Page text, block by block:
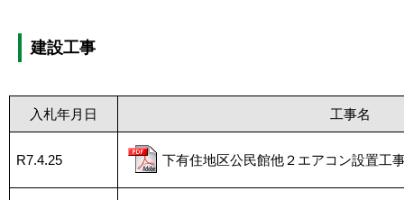
建設工事
入札年月日 工事名
R7.4.25 下有住地区公民館他２エアコン設置工